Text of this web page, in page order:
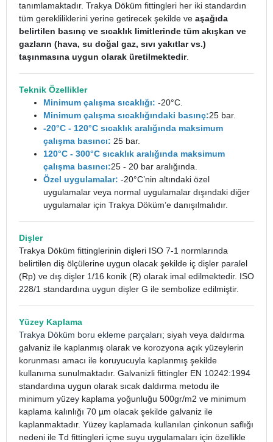
tanımlamaktadır. Trakya Döküm fittingleri her iki standardın
tüm gerekliliklerini yerine getirecek şekilde ve aşağıda
belirtilen basınç ve sıcaklık limitlerinde tüm akışkan ve
gazların (hava, su doğal gaz, sıvı yakıtlar vs.)
taşınmasına uygun olarak üretilmektedir.
Teknik Özellikler
Minimum çalışma sıcaklığı: -20°C.
Minimum çalışma sıcaklığındaki basınç:25 bar.
-20°C - 120°C sıcaklık aralığında maksimum
çalışma basıncı: 25 bar.
120°C - 300°C sıcaklık aralığında maksimum
çalışma basıncı:25 - 20 bar aralığında.
Özel uygulamalar: -20°C’nin altındaki özel
uygulamalar veya normal uygulamalar dışındaki diğer
uygulamalar için Trakya Döküm’e danışılmalıdır.
Dişler
Trakya Döküm fittinglerinin dişleri ISO 7-1 normlarında
belirtilen diş ölçülerine uygun olacak şekilde iç dişler paralel
(Rp) ve dış dişler 1/16 konik (R) olarak imal edilmektedir. ISO
228/1 standardına uygun dişler G ile sembolize edilmiştir.
Yüzey Kaplama
Trakya Döküm boru ekleme parçaları; siyah veya daldırma
galvaniz ile kaplanmış olarak ve korozyona açık yüzeylerin
korunması amacı ile koruyucuyla kaplanmış şekilde
kullanıma sunulmaktadır. Galvanizli fittingler EN 10242:1994
standardına uygun olarak sıcak daldırma metodu ile
minimum yüzey kaplama yoğunluğu 500gr/m2 ve minimum
kaplama kalınlığı 70 µm olacak şekilde galvaniz ile
kaplanmaktadır. Yüzey kaplamada kullanılan çinkonun saflığı
nedeni ile Td fittingleri içme suyu uygulamaları için özellikle